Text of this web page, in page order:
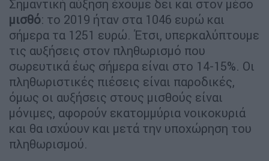
Σημαντική αύξηση έχουμε δει και στον μέσο
μισθό: το 2019 ήταν στα 1046 ευρώ και
σήμερα τα 1251 ευρώ. Έτσι, υπερκαλύπτουμε
τις αυξήσεις στον πληθωρισμό που
σωρευτικά έως σήμερα είναι στο 14-15%. Οι
πληθωριστικές πιέσεις είναι παροδικές,
όμως οι αυξήσεις στους μισθούς είναι
μόνιμες, αφορούν εκατομμύρια νοικοκυριά
και θα ισχύουν και μετά την υποχώρηση του
πληθωρισμού.